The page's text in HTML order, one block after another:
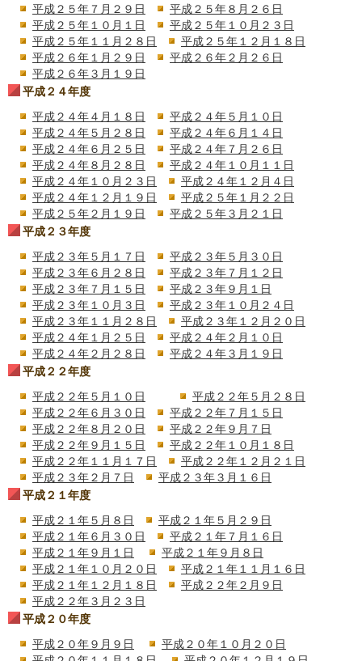
平成２５年７月２９日
平成２５年８月２６日
平成２５年１０月１日
平成２５年１０月２３日
平成２５年１１月２８日
平成２５年１２月１８日
平成２６年１月２９日
平成２６年２月２６日
平成２６年３月１９日
平成２４年度
平成２４年４月１８日
平成２４年５月１０日
平成２４年５月２８日
平成２４年６月１４日
平成２４年６月２５日
平成２４年７月２６日
平成２４年８月２８日
平成２４年１０月１１日
平成２４年１０月２３日
平成２４年１２月４日
平成２４年１２月１９日
平成２５年１月２２日
平成２５年２月１９日
平成２５年３月２１日
平成２３年度
平成２３年５月１７日
平成２３年５月３０日
平成２３年６月２８日
平成２３年７月１２日
平成２３年７月１５日
平成２３年９月１日
平成２３年１０月３日
平成２３年１０月２４日
平成２３年１１月２８日
平成２３年１２月２０日
平成２４年１月２５日
平成２４年２月１０日
平成２４年２月２８日
平成２４年３月１９日
平成２２年度
平成２２年５月１０日
平成２２年５月２８日
平成２２年６月３０日
平成２２年７月１５日
平成２２年８月２０日
平成２２年９月７日
平成２２年９月１５日
平成２２年１０月１８日
平成２２年１１月１７日
平成２２年１２月２１日
平成２３年２月７日
平成２３年３月１６日
平成２１年度
平成２１年５月８日
平成２１年５月２９日
平成２１年６月３０日
平成２１年７月１６日
平成２１年９月１日
平成２１年９月８日
平成２１年１０月２０日
平成２１年１１月１６日
平成２１年１２月１８日
平成２２年２月９日
平成２２年３月２３日
平成２０年度
平成２０年９月９日
平成２０年１０月２０日